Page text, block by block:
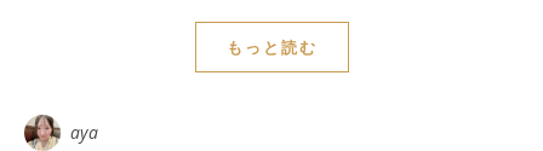
もっと読む
aya